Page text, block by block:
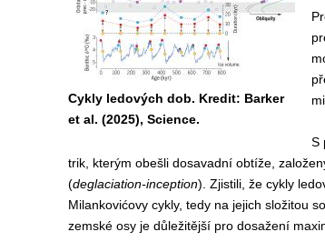
Cykly ledových dob. Kredit: Barker
et al. (2025), Science.
S
trik, kterým obešli dosavadní obtíže,
(deglaciation-inception). Zjistili, že cykly
Milankovićovy cykly, tedy na jejich složitou
zemské osy je důležitější pro dosažení